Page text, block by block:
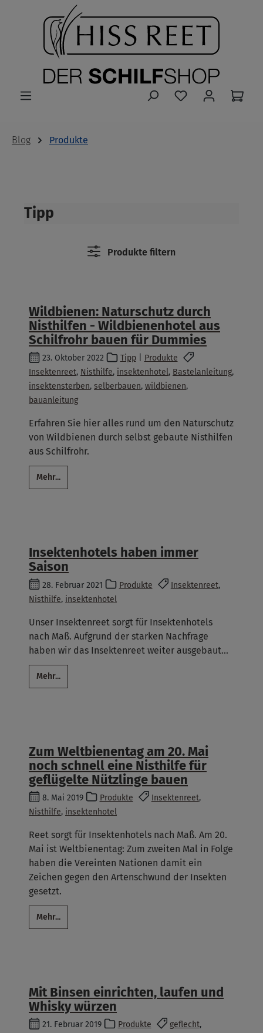
Zum Hauptinhalt springen
Blog Produkte
Tipp
Produkte filtern
Wildbienen: Naturschutz durch
Nisthilfen - Wildbienenhotel aus
Schilfrohr bauen für Dummies
23. Oktober 2022 Tipp| Produkte
Insektenreet, Nisthilfe, insektenhotel, Bastelanleitung,
insektensterben, selberbauen, wildbienen,
bauanleitung
Erfahren Sie hier alles rund um den Naturschutz
von Wildbienen durch selbst gebaute Nisthilfen
aus Schilfrohr.
Mehr...
Insektenhotels haben immer
Saison
28. Februar 2021 Produkte Insektenreet,
Nisthilfe, insektenhotel
Unser Insektenreet sorgt für Insektenhotels
nach Maß. Aufgrund der starken Nachfrage
haben wir das Insektenreet weiter ausgebaut...
Mehr...
Zum Weltbienentag am 20. Mai
noch schnell eine Nisthilfe für
geflügelte Nützlinge bauen
8. Mai 2019 Produkte Insektenreet,
Nisthilfe, insektenhotel
Reet sorgt für Insektenhotels nach Maß. Am 20.
Mai ist Weltbienentag: Zum zweiten Mal in Folge
haben die Vereinten Nationen damit ein
Zeichen gegen den Artenschwund der Insekten
gesetzt.
Mehr...
Mit Binsen einrichten, laufen und
Whisky würzen
21. Februar 2019 Produkte geflecht,